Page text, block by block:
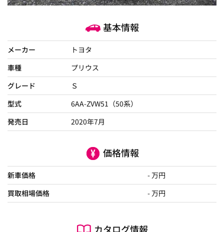
基本情報
メーカー
トヨタ
車種
プリウス
グレード
Ｓ
型式
6AA-ZVW51（50系）
発売日
2020年7月
価格情報
新車価格
- 万円
買取相場価格
- 万円
カタログ情報